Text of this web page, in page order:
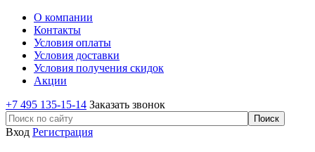
О компании
Контакты
Условия оплаты
Условия доставки
Условия получения скидок
Акции
+7 495 135-15-14 Заказать звонок
Вход Регистрация